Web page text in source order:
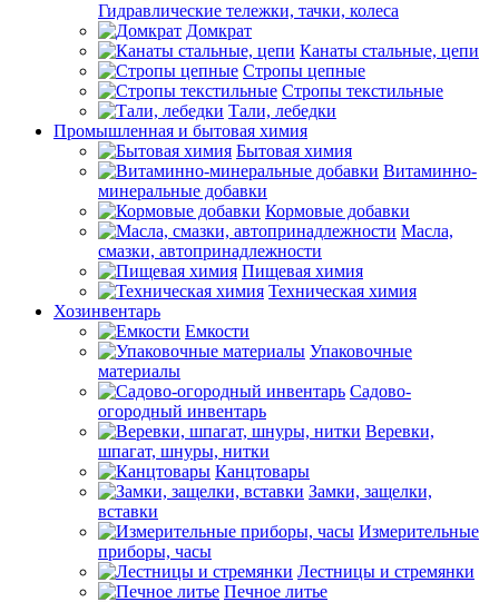
Гидравлические тележки, тачки, колеса
Домкрат
Канаты стальные, цепи
Стропы цепные
Стропы текстильные
Тали, лебедки
Промышленная и бытовая химия
Бытовая химия
Витаминно-
минеральные добавки
Кормовые добавки
Масла,
смазки, автопринадлежности
Пищевая химия
Техническая химия
Хозинвентарь
Емкости
Упаковочные
материалы
Садово-
огородный инвентарь
Веревки,
шпагат, шнуры, нитки
Канцтовары
Замки, защелки,
вставки
Измерительные
приборы, часы
Лестницы и стремянки
Печное литье